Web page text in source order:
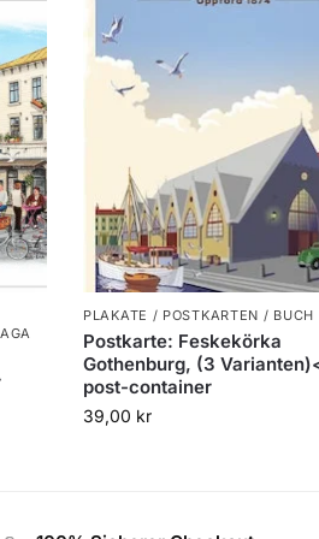
PLAKATE / POSTKARTEN / BUCH
Postkarte: Feskekörka
Gothenburg, (3
post-container
39,00 kr